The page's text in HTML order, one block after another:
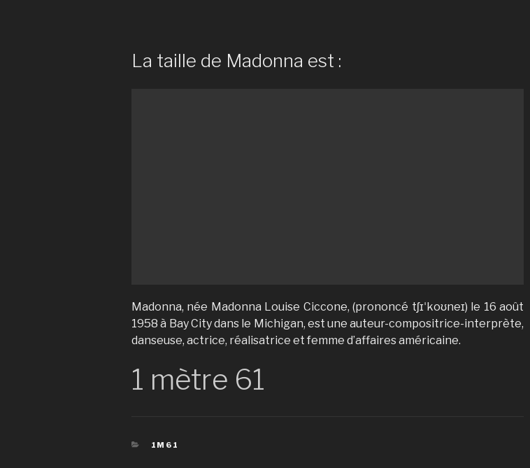
La taille de Madonna est :
Madonna, née Madonna Louise Ciccone, (prononcé tʃɪˈkoʊneɪ) le 16 août
1958 à Bay City dans le Michigan, est une auteur-compositrice-interprète,
danseuse, actrice, réalisatrice et femme d’affaires américaine.
1 mètre 61
CATÉGORIES
1M61